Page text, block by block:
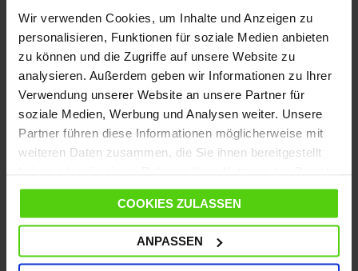
Wir verwenden Cookies, um Inhalte und Anzeigen zu
personalisieren, Funktionen für soziale Medien anbieten
zu können und die Zugriffe auf unsere Website zu
analysieren. Außerdem geben wir Informationen zu Ihrer
Verwendung unserer Website an unsere Partner für
soziale Medien, Werbung und Analysen weiter. Unsere
Partner führen diese Informationen möglicherweise mit
weiteren Daten zusammen, die Sie ihnen bereitgestellt
gesammelt haben.
COOKIES ZULASSEN
ANPASSEN
MERKMALE
SPEZIFIKATIONEN
FAQ - HÄUFIG GESTELLTE FRAGEN